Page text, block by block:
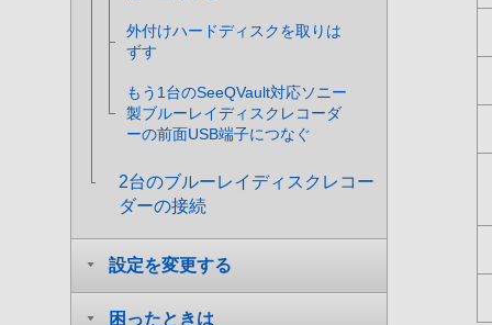
外付けハードディスクを取りは
ずす
もう1台のSeeQVault対応ソニー
製ブルーレイディスクレコーダ
ーの前面USB端子につなぐ
2台のブルーレイディスクレコー
ダーの接続
設定を変更する
困ったときは